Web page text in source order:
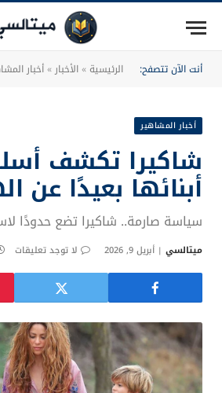
أنت الآن تتصفح: الرئيسية»الأخبار »أخبار
أخبار المشاهير
شاكيرا تكشف
أبنائها بعيدًا عن
سياسة صارمة.. شاكيرا تضع حدودًا
ميتالسي أبريل 9, 2026 لا توجد تعليقات